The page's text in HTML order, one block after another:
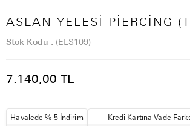
ASLAN YELESI PIERCING
Stok Kodu (ELS109)
7.140,00 TL
Havalede % 5 İndirim Kredi Kartına Vade